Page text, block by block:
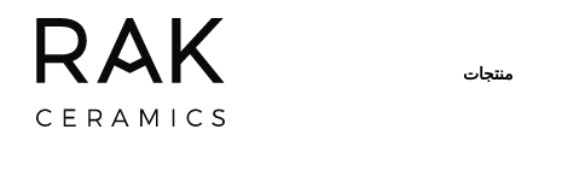
منتجات